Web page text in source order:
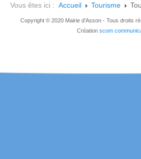
Vous êtes ici : Accueil Tourisme
Copyright © 2020 Mairie d'Asson - Tous droits
Création scom